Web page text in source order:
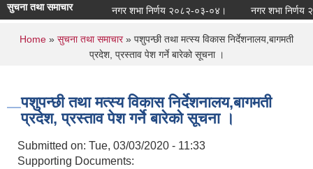
सुचना तथा समाचार नगर शभा निर्णय २०८२-०३-०४। नगर शभा निर्णय
You are here
Home » सुचना तथा समाचार» पशुपन्छी तथा मत्स्य विकास निर्देशनालय,बागमती
प्रदेश, प्रस्ताव पेश गर्ने बारेको सूचना ।
पशुपन्छी तथा मत्स्य विकास निर्देशनालय,बागमती
प्रदेश, प्रस्ताव पेश गर्ने बारेको सूचना ।
Submitted on: Tue, 03/03/2020 - 11:33
Supporting Documents: